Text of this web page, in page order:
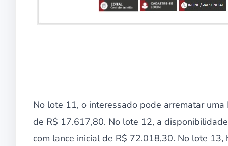
No lote 11, o interessado pode arrematar
de R$ 17.617,80. No lote 12, a
com lance inicial de R$ 72.018,30. No lote